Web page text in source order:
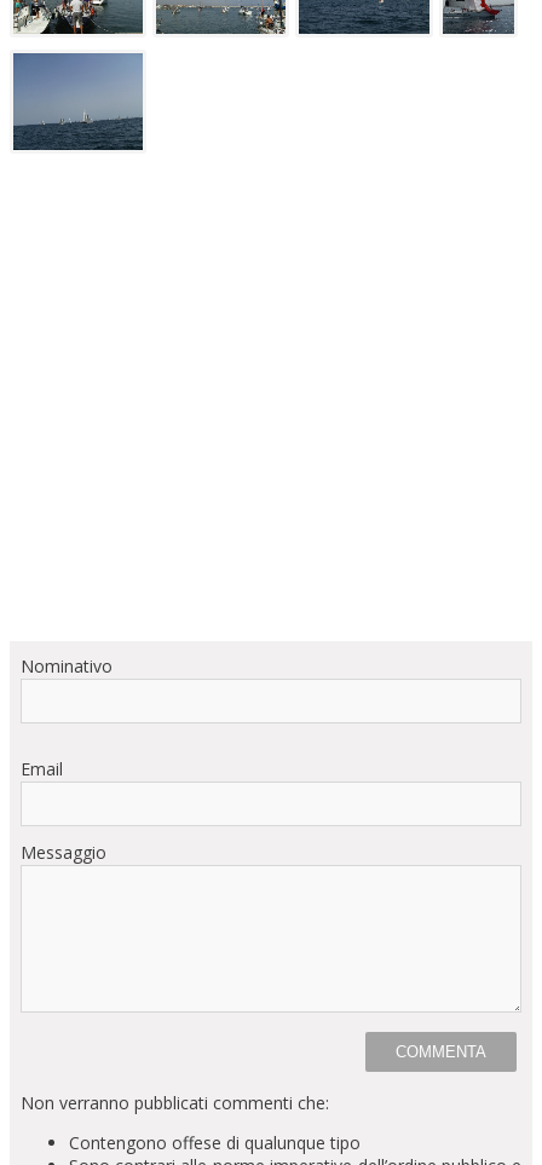
Nominativo
Email
Messaggio
Non verranno pubblicati commenti che:
Contengono offese di qualunque tipo